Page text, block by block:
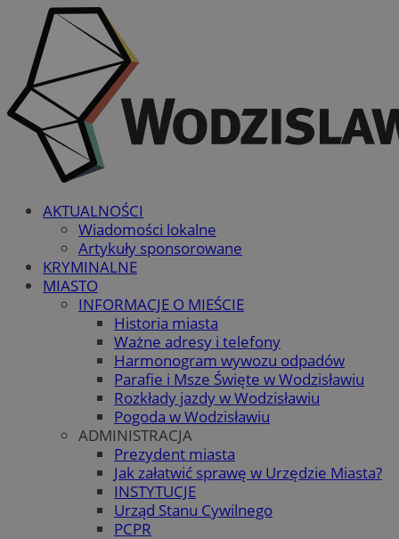
AKTUALNOŚCI
Wiadomości lokalne
Artykuły sponsorowane
KRYMINALNE
MIASTO
INFORMACJE O MIEŚCIE
Historia miasta
Ważne adresy i telefony
Harmonogram wywozu odpadów
Parafie i Msze Święte w Wodzisławiu
Rozkłady jazdy w Wodzisławiu
Pogoda w Wodzisławiu
ADMINISTRACJA
Prezydent miasta
Jak załatwić sprawę w Urzędzie Miasta?
INSTYTUCJE
Urząd Stanu Cywilnego
PCPR